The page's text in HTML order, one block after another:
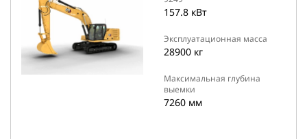
157.8 кВт
Эксплуатационная масса
28900 кг
Максимальная глубина
выемки
7260 мм